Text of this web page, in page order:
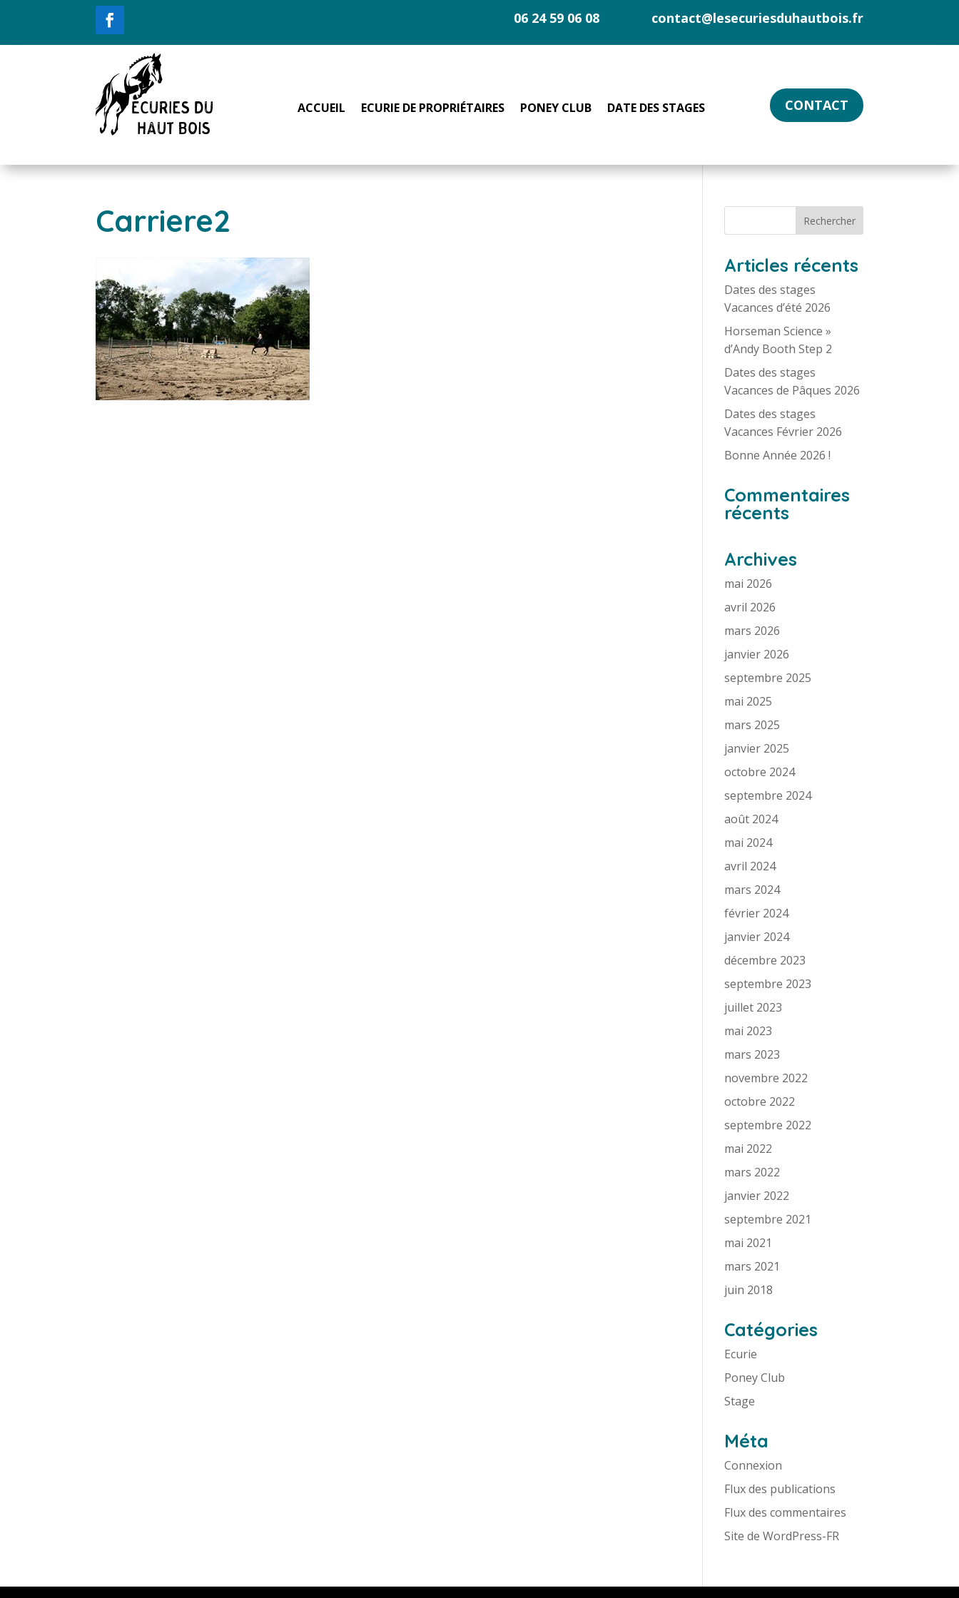
06 24 59 06 08 contact@lesecuriesduhautbois.fr
ACCUEIL ECURIE DE PROPRIÉTAIRES PONEY CLUB DATE DES STAGES CONTACT
Carriere2
Articles récents
Dates des stages
Vacances d’été 2026
Horseman Science »
d’Andy Booth Step 2
Dates des stages
Vacances de Pâques 2026
Dates des stages
Vacances Février 2026
Bonne Année 2026 !
Commentaires
récents
Archives
mai 2026
avril 2026
mars 2026
janvier 2026
septembre 2025
mai 2025
mars 2025
janvier 2025
octobre 2024
septembre 2024
août 2024
mai 2024
avril 2024
mars 2024
février 2024
janvier 2024
décembre 2023
septembre 2023
juillet 2023
mai 2023
mars 2023
novembre 2022
octobre 2022
septembre 2022
mai 2022
mars 2022
janvier 2022
septembre 2021
mai 2021
mars 2021
juin 2018
Catégories
Ecurie
Poney Club
Stage
Méta
Connexion
Flux des publications
Flux des commentaires
Site de WordPress-FR